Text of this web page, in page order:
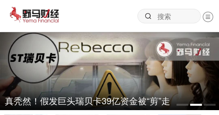
真秃然！假发巨头瑞贝卡39亿资金被“剪”走